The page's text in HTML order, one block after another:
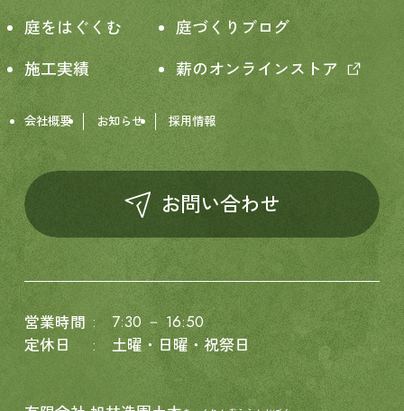
庭をはぐくむ
庭づくりブログ
施工実績
薪のオンラインストア
会社概要 お知らせ 採用情報
お問い合わせ
営業時間
7:30 － 16:50
定休日
土曜・日曜・祝祭日